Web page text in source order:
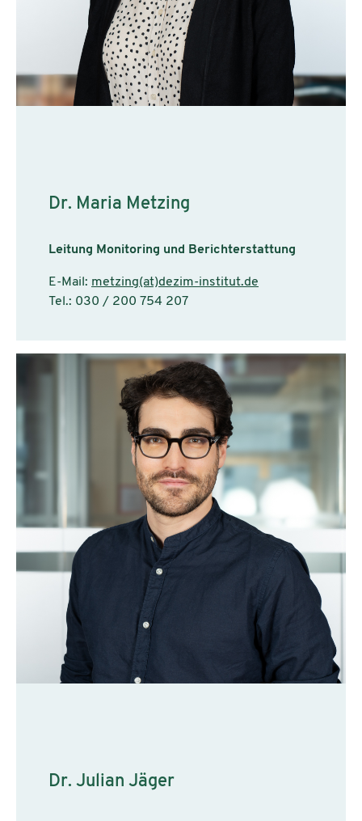
Dr. Maria Metzing
Leitung Monitoring und Berichterstattung
E-Mail: metzing(at)dezim-institut.de
Tel.: 030 / 200 754 207
Dr. Julian Jäger